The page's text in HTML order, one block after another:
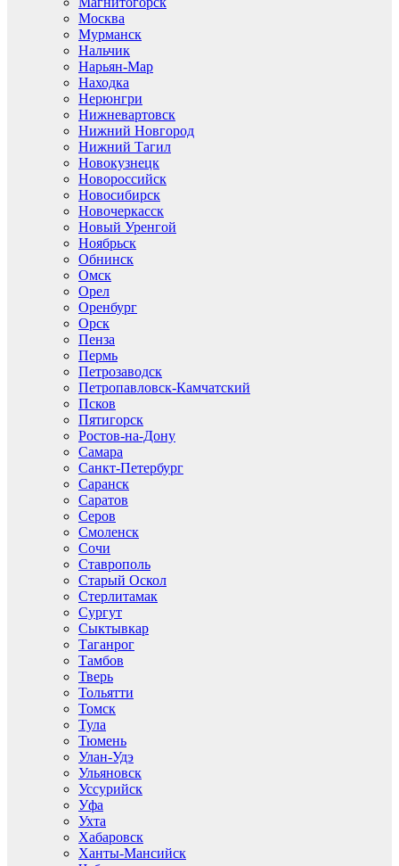
Москва
Мурманск
Нальчик
Нарьян-Мар
Находка
Нерюнгри
Нижневартовск
Нижний Новгород
Нижний Тагил
Новокузнецк
Новороссийск
Новосибирск
Новочеркасск
Новый Уренгой
Ноябрьск
Обнинск
Омск
Орел
Оренбург
Орск
Пенза
Пермь
Петрозаводск
Петропавловск-Камчатский
Псков
Пятигорск
Ростов-на-Дону
Самара
Санкт-Петербург
Саранск
Саратов
Серов
Смоленск
Сочи
Ставрополь
Старый Оскол
Стерлитамак
Сургут
Сыктывкар
Таганрог
Тамбов
Тверь
Тольятти
Томск
Тула
Тюмень
Улан-Удэ
Ульяновск
Уссурийск
Уфа
Ухта
Хабаровск
Ханты-Мансийск